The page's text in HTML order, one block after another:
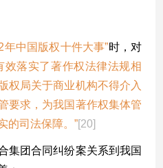
年中国版权十件大事”时，对
效落实了著作权法律法规相
权局关于商业机构不得介入
要求，为我国著作权集体管
的司法保障。”[20]
集团合同纠纷案关系到我国